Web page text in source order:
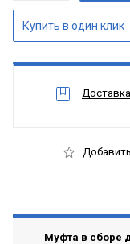
Доставка
Муфта в сборе